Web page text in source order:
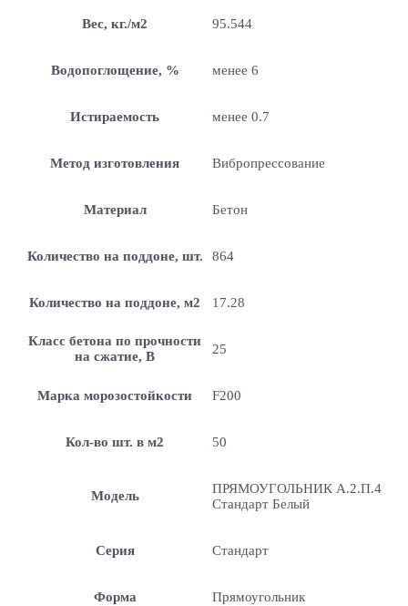
Вес, кг./м2 95.544
Водопоглощение, % менее 6
Истираемость менее 0.7
Метод изготовления Вибропрессование
Материал Бетон
Количество на поддоне, шт. 864
Количество на поддоне, м2 17.28
Класс бетона по прочности
на сжатие, В
25
Марка морозостойкости F200
Кол-во шт. в м2 50
Модель
ПРЯМОУГОЛЬНИК А.2.П.4
Стандарт Белый
Серия Стандарт
Форма Прямоугольник